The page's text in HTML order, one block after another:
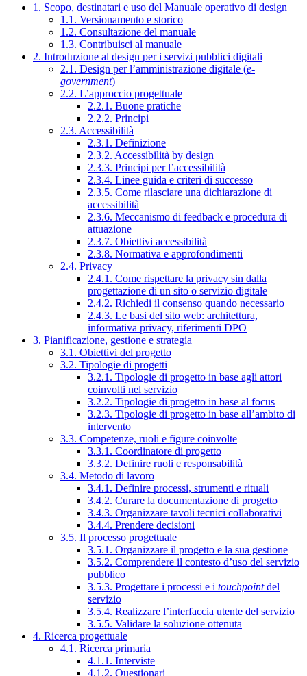
1. Scopo, destinatari e uso del Manuale operativo di design
1.1. Versionamento e storico
1.2. Consultazione del manuale
1.3. Contribuisci al manuale
2. Introduzione al design per i servizi pubblici digitali
2.1. Design per l’amministrazione digitale (e-
government)
2.2. L’approccio progettuale
2.2.1. Buone pratiche
2.2.2. Principi
2.3. Accessibilità
2.3.1. Definizione
2.3.2. Accessibilità by design
2.3.3. Principi per l’accessibilità
2.3.4. Linee guida e criteri di successo
2.3.5. Come rilasciare una dichiarazione di
accessibilità
2.3.6. Meccanismo di feedback e procedura di
attuazione
2.3.7. Obiettivi accessibilità
2.3.8. Normativa e approfondimenti
2.4. Privacy
2.4.1. Come rispettare la privacy sin dalla
progettazione di un sito o servizio digitale
2.4.2. Richiedi il consenso quando necessario
2.4.3. Le basi del sito web: architettura,
informativa privacy, riferimenti DPO
3. Pianificazione, gestione e strategia
3.1. Obiettivi del progetto
3.2. Tipologie di progetti
3.2.1. Tipologie di progetto in base agli attori
coinvolti nel servizio
3.2.2. Tipologie di progetto in base al focus
3.2.3. Tipologie di progetto in base all’ambito di
intervento
3.3. Competenze, ruoli e figure coinvolte
3.3.1. Coordinatore di progetto
3.3.2. Definire ruoli e responsabilità
3.4. Metodo di lavoro
3.4.1. Definire processi, strumenti e rituali
3.4.2. Curare la documentazione di progetto
3.4.3. Organizzare tavoli tecnici collaborativi
3.4.4. Prendere decisioni
3.5. Il processo progettuale
3.5.1. Organizzare il progetto e la sua gestione
3.5.2. Comprendere il contesto d’uso del servizio
pubblico
3.5.3. Progettare i processi e i touchpointdel
servizio
3.5.4. Realizzare l’interfaccia utente del servizio
3.5.5. Validare la soluzione ottenuta
4. Ricerca progettuale
4.1. Ricerca primaria
4.1.1. Interviste
4.1.2. Questionari